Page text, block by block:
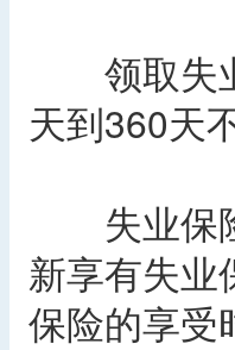
领取失业
天到360天
失业保险
新享有失业
保险的享受